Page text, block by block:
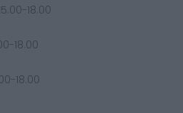
18.00
18.00
18.00